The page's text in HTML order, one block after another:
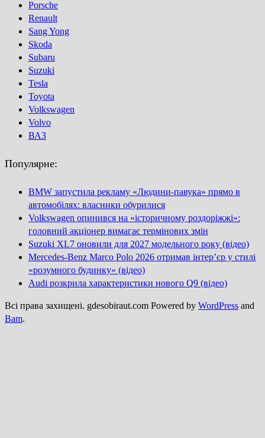
Porsсhe
Renault
Sang Yong
Skoda
Subaru
Suzuki
Tesla
Toyota
Volkswagen
Volvo
ВАЗ
Популярне:
BMW запустила рекламу «Людини-павука» прямо в
автомобілях: власники обурилися
Volkswagen опинився на «історичному роздоріжжі»:
головний акціонер вимагає термінових змін
Suzuki XL7 оновили для 2027 модельного року (відео)
Mercedes-Benz Marco Polo 2026 отримав інтер’єр у стилі
«розумного будинку» (відео)
Audi розкрила характеристики нового Q9 (відео)
Всі права захищені. gdesobiraut.com Powered by WordPress and
Bam.